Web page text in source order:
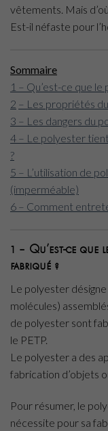
vêtements. Mais
Est-il néfaste pour
Sommaire
1 – Qu’est-ce que
2 – Les propriétés
3 – Les dangers du
4 – Le polyester
?
5 – L’utilisation de
(imperméable)
6 – Comment
1 – Qu’est-ce que
fabriqué ?
Le polyester
molécules)
de polyester sont
le PETP.
Le polyester a des
fabrication d’objets
Pour résumer, le
nécessite pour sa